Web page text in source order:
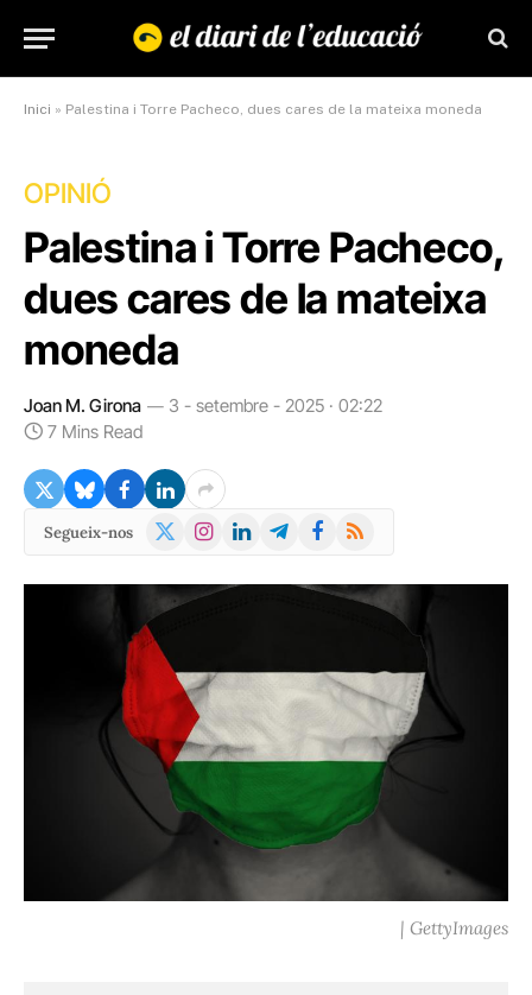
Inici » Palestina i Torre Pacheco, dues cares de la mateixa moneda
OPINIÓ
Palestina i Torre Pacheco,
dues cares de la mateixa
moneda
Joan M. Girona
3 - setembre - 2025 · 02:22
7 Mins Read
Segueix-nos
X
Instagram
LinkedInTelegramFacebook
RSS
| GettyImages